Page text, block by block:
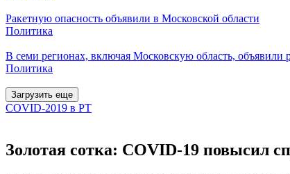
Ракетную опасность объявили в Московской области
Политика
В семи регионах, включая Московскую область, объявили
Политика
Загрузить еще
COVID-2019 в РТ
Золотая сотка: COVID-19 повысил